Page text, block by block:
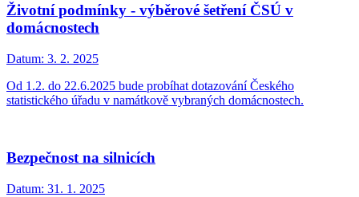
Životní podmínky - výběrové šetření ČSÚ v
domácnostech
Datum: 3. 2. 2025
Od 1.2. do 22.6.2025 bude probíhat dotazování Českého
statistického úřadu v namátkově vybraných domácnostech.
Bezpečnost na silnicích
Datum: 31. 1. 2025